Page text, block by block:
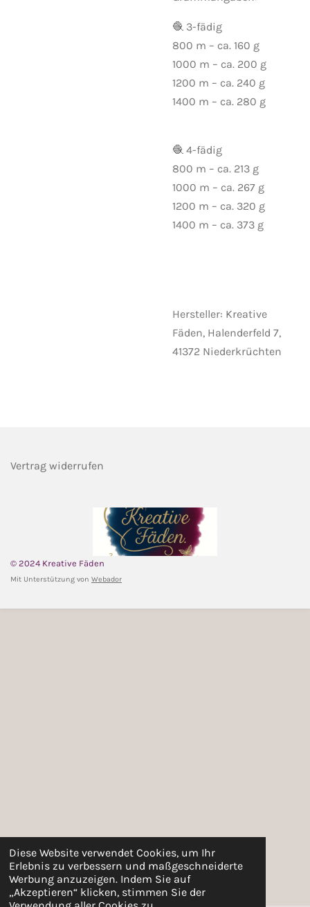
Diese Website verwendet Cookies, um Ihr
Erlebnis zu verbessern und maßgeschneiderte
Werbung anzuzeigen. Indem Sie auf
„Akzeptieren“ klicken, stimmen Sie der
🧶 3-fädig
800 m – ca. 160 g
1000 m – ca. 200 g
1200 m – ca. 240 g
1400 m – ca. 280 g
🧶 4-fädig
800 m – ca. 213 g
1000 m – ca. 267 g
1200 m – ca. 320 g
1400 m – ca. 373 g
Hersteller: Kreative
Fäden, Halenderfeld 7,
41372 Niederkrüchten
Vertrag widerrufen
© 2024 Kreative Fäden
Mit Unterstützung von Webador